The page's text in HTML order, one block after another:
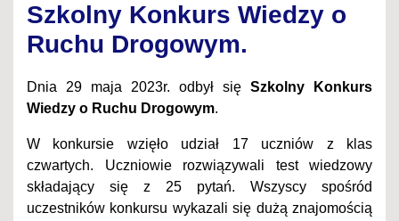
Szkolny Konkurs Wiedzy o
Ruchu Drogowym.
Dnia 29 maja 2023r. odbył się Szkolny Konkurs
Wiedzy o Ruchu Drogowym.
W konkursie wzięło udział 17 uczniów z klas
czwartych. Uczniowie rozwiązywali test wiedzowy
składający się z 25 pytań. Wszyscy spośród
uczestników konkursu wykazali się dużą znajomością